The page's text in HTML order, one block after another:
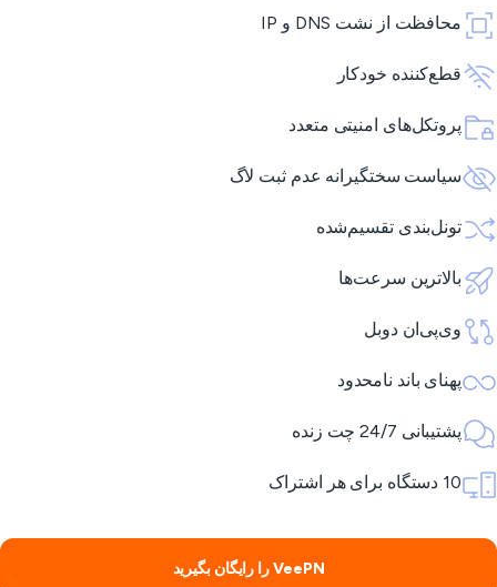
محافظت از نشت DNS و IP
قطع‌کننده خودکار
پروتکل‌های امنیتی متعدد
سیاست سختگیرانه عدم ثبت لاگ
تونل‌بندی تقسیم‌شده
بالاترین سرعت‌ها
وی‌پی‌ان دوبل
پهنای باند نامحدود
پشتیبانی 24/7 چت زنده
10 دستگاه برای هر اشتراک
VeePN را رایگان بگیرید